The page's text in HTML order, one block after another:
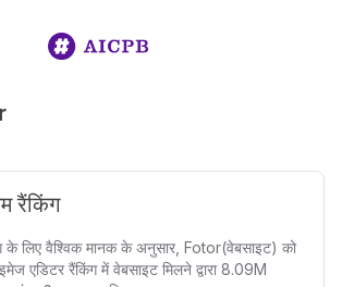
रैंकिंग
लिए वैश्विक मानक के अनुसार, Fotor(वेबसाइट) को
एडिटर रैंकिंग में वेबसाइट मिलने द्वारा 8.09M